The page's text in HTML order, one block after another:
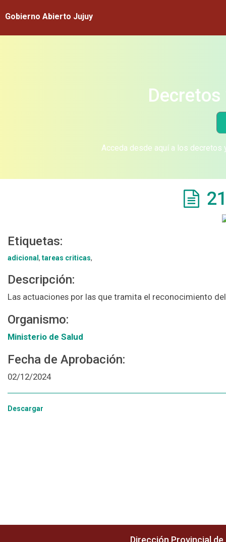
Gobierno Abierto Jujuy
Acceda desde aquí a los
Etiquetas:
adicional , tareas criticas,
Descripción:
Las actuaciones por las que tramita el reconocimiento
Organismo:
Ministerio de Salud
Fecha de Aprobación:
02/12/2024
Descargar
Dirección Provincial